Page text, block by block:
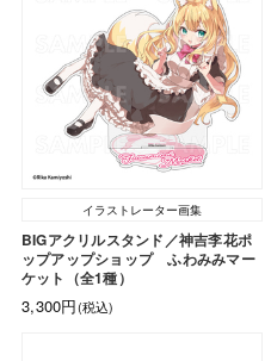
イラストレーター画集
BIGアクリルスタンド／神吉李花ポ
ップアップショップ ふわみみマー
ケット（全1種）
3,300円(税込)